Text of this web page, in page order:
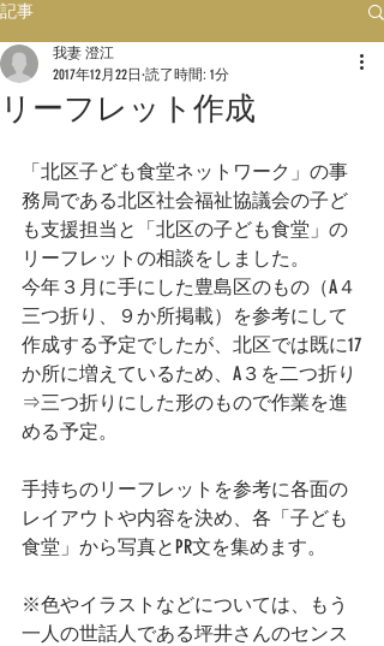
記事
リーフレット作成
我妻 澄江
2017年12月22日 読了時間: 1分
「北区子ども食堂ネットワーク」の事
務局である北区社会福祉協議会の子ど
も支援担当と「北区の子ども食堂」の
リーフレットの相談をしました。
今年３月に手にした豊島区のもの（A４
三つ折り、９か所掲載）を参考にして
作成する予定でしたが、北区では既に17
か所に増えているため、A３を二つ折り
⇒三つ折りにした形のもので作業を進
める予定。
手持ちのリーフレットを参考に各面の
レイアウトや内容を決め、各「子ども
食堂」から写真とPR文を集めます。
※色やイラストなどについては、もう
一人の世話人である坪井さんのセンス